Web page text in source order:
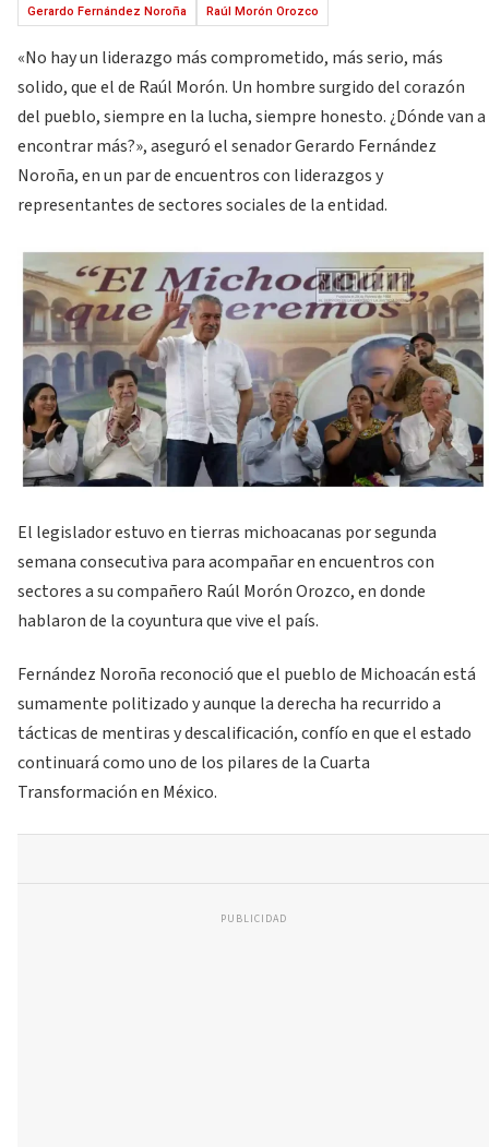
Gerardo Fernández Noroña Raúl Morón Orozco
«No hay un liderazgo más comprometido, más serio, más
solido, que el de Raúl Morón. Un hombre surgido del corazón
del pueblo, siempre en la lucha, siempre honesto. ¿Dónde van a
encontrar más?», aseguró el senador Gerardo Fernández
Noroña, en un par de encuentros con liderazgos y
representantes de sectores sociales de la entidad.
El legislador estuvo en tierras michoacanas por segunda
semana consecutiva para acompañar en encuentros con
sectores a su compañero Raúl Morón Orozco, en donde
hablaron de la coyuntura que vive el país.
Fernández Noroña reconoció que el pueblo de Michoacán está
sumamente politizado y aunque la derecha ha recurrido a
tácticas de mentiras y descalificación, confío en que el estado
continuará como uno de los pilares de la Cuarta
Transformación en México.
PUBLICIDAD